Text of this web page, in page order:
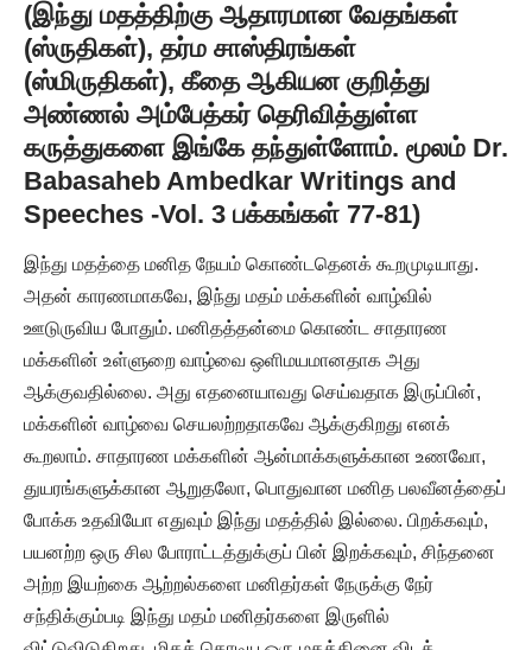
(இந்து மதத்திற்கு ஆதாரமான வேதங்கள்
(ஸ்ருதிகள்), தர்ம சாஸ்திரங்கள்
(ஸ்மிருதிகள்), கீதை ஆகியன குறித்து
அண்ணல் அம்பேத்கர் தெரிவித்துள்ள
கருத்துகளை இங்கே தந்துள்ளோம். மூலம் Dr.
Babasaheb Ambedkar Writings and
Speeches -Vol. 3 பக்கங்கள் 77-81)
இந்து மதத்தை மனித நேயம் கொண்டதெனக் கூறமுடியாது.
அதன் காரணமாகவே, இந்து மதம் மக்களின் வாழ்வில்
ஊடுருவிய போதும். மனிதத்தன்மை கொண்ட சாதாரண
மக்களின் உள்ளுறை வாழ்வை ஒளிமயமானதாக அது
ஆக்குவதில்லை. அது எதனையாவது செய்வதாக இருப்பின்,
மக்களின் வாழ்வை செயலற்றதாகவே ஆக்குகிறது எனக்
கூறலாம். சாதாரண மக்களின் ஆன்மாக்களுக்கான உணவோ,
துயரங்களுக்கான ஆறுதலோ, பொதுவான மனித பலவீனத்தைப்
போக்க உதவியோ எதுவும் இந்து மதத்தில் இல்லை. பிறக்கவும்,
பயனற்ற ஒரு சில போராட்டத்துக்குப் பின் இறக்கவும், சிந்தனை
அற்ற இயற்கை ஆற்றல்களை மனிதர்கள் நேருக்கு நேர்
சந்திக்கும்படி இந்து மதம் மனிதர்களை இருளில்